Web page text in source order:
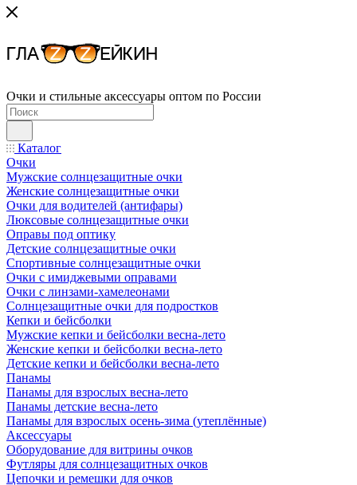
Очки и стильные аксессуары оптом по России
Каталог
Очки
Мужские солнцезащитные очки
Женские солнцезащитные очки
Очки для водителей (антифары)
Люксовые солнцезащитные очки
Оправы под оптику
Детские солнцезащитные очки
Спортивные солнцезащитные очки
Очки с имиджевыми оправами
Очки с линзами-хамелеонами
Солнцезащитные очки для подростков
Кепки и бейсболки
Мужские кепки и бейсболки весна-лето
Женские кепки и бейсболки весна-лето
Детские кепки и бейсболки весна-лето
Панамы
Панамы для взрослых весна-лето
Панамы детские весна-лето
Панамы для взрослых осень-зима (утеплённые)
Аксессуары
Оборудование для витрины очков
Футляры для солнцезащитных очков
Цепочки и ремешки для очков